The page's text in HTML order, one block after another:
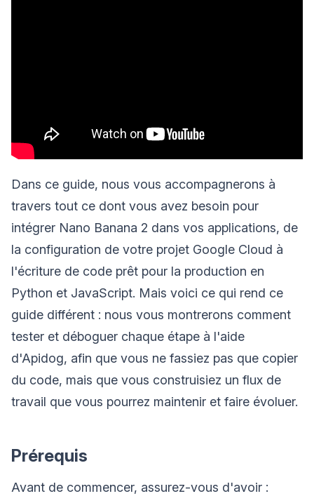
Dans ce guide, nous vous accompagnerons à
travers tout ce dont vous avez besoin pour
intégrer Nano Banana 2 dans vos applications, de
la configuration de votre projet Google Cloud à
l'écriture de code prêt pour la production en
Python et JavaScript. Mais voici ce qui rend ce
guide différent : nous vous montrerons comment
tester et déboguer chaque étape à l'aide
d'Apidog, afin que vous ne fassiez pas que copier
du code, mais que vous construisiez un flux de
travail que vous pourrez maintenir et faire évoluer.
Prérequis
Avant de commencer, assurez-vous d'avoir :